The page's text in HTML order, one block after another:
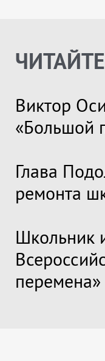
Виктор
«Большой
Глава
ремонта
Школьник
перемена»